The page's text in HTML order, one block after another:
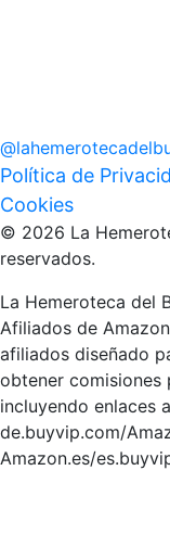
@
Política de
Cookies
© 2026 La
reservados.
La Hemeroteca del
Afiliados de
afiliados diseñado
obtener
incluyendo enlaces
de.buyvip.com/
Amazon.es/